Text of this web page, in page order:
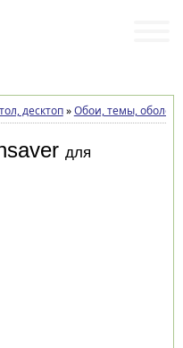
десктоп»Обои, темы,
для